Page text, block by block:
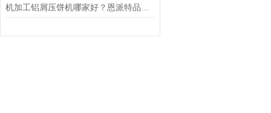
机加工铝屑压饼机哪家好？恩派特品牌以专业与高效标准